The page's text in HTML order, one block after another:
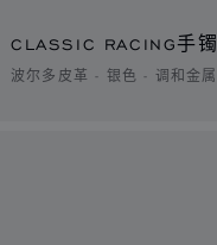
CLASSIC RACING手镯
波尔多皮革 - 银色 - 调和金属